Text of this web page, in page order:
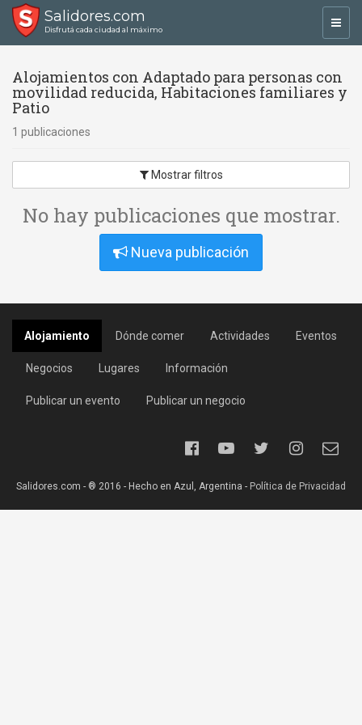
Salidores.com
Disfrutá cada ciudad al máximo
Alojamientos con Adaptado para personas con
movilidad reducida, Habitaciones familiares y
Patio
1 publicaciones
Mostrar filtros
No hay publicaciones que mostrar.
Nueva publicación
Alojamiento Dónde comer Actividades Eventos
Negocios Lugares Información
Publicar un evento Publicar un negocio
Salidores.com - ® 2016 - Hecho en Azul, Argentina - Política de Privacidad